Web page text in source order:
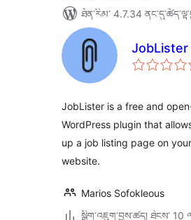
ཐོན་རིམ་ 4.7.34
JobLister
JobLister is a free and
WordPress plugin that
up a job listing page on
website.
Marios Sofokleous
སྒྲིག་འཇུག་བྱས་ཚད། ཐེངས་ 10